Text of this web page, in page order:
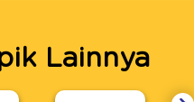
Lainnya